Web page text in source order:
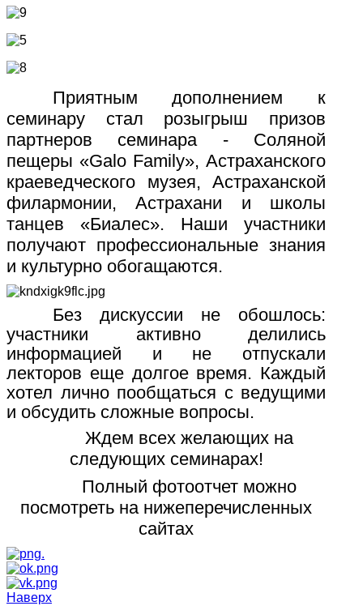
Приятным дополнением к
семинару стал розыгрыш призов
партнеров семинара - Соляной
пещеры «Galo Family», Астраханского
краеведческого музея, Астраханской
филармонии, Астрахани и школы
танцев «Биалес». Наши участники
получают профессиональные знания
и культурно обогащаются.
Без дискуссии не обошлось:
участники активно делились
информацией и не отпускали
лекторов еще долгое время. Каждый
хотел лично пообщаться с ведущими
и обсудить сложные вопросы.
Ждем всех желающих на
следующих семинарах!
Полный фотоотчет можно
посмотреть на нижеперечисленных
сайтах
Наверх